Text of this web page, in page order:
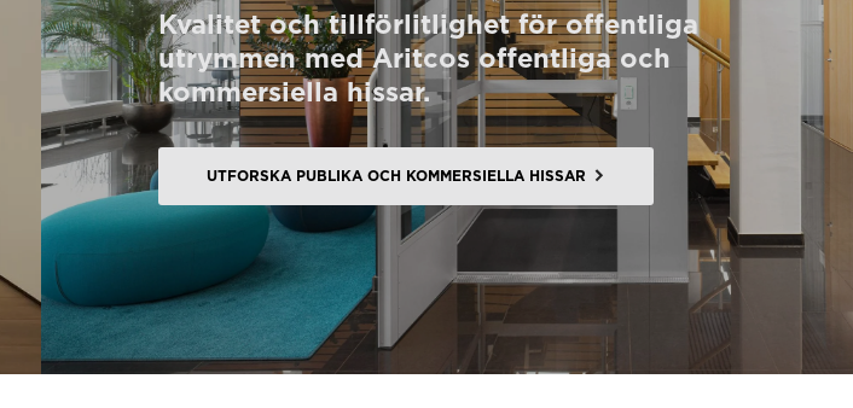
Kvalitet och tillförlitlighet för offentliga
utrymmen med Aritcos offentliga och
kommersiella hissar.
UTFORSKA PUBLIKA OCH KOMMERSIELLA HISSAR